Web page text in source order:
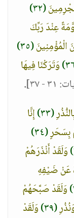
(٣٢)
عِنْدَ رَبِّكَ
الْمُؤْمِنِينَ(٣٥)
وَتَرَكْنَا فِيهَا
- ٣٧]
.
(٣٣)
إِنَّا
بِسَحَرٍ(٣٤)
وَلَقَدْ أَنْذَرَهُمْ
عَنْ ضَيْفِهِ
وَلَقَدْ صَبَّحَهُمْ
(٣٩)
وَلَقَدْ